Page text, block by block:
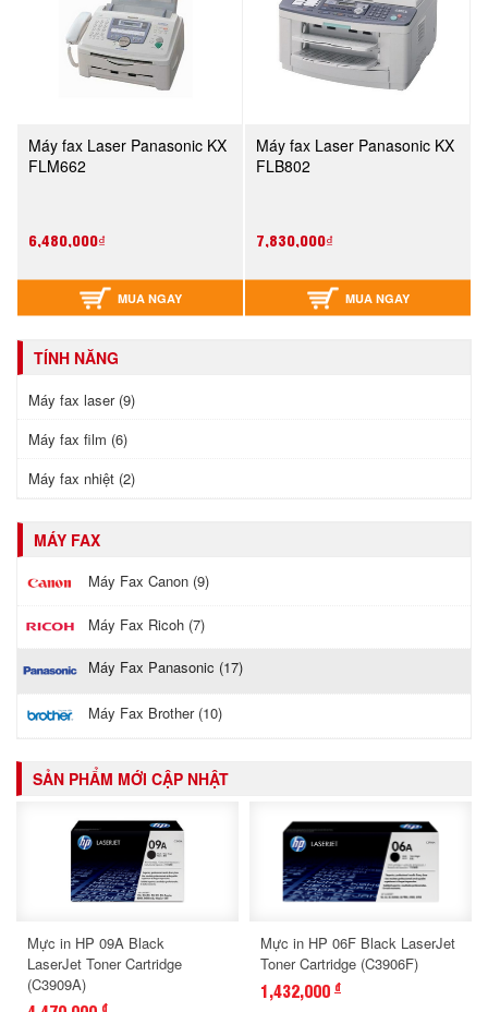
Máy fax Laser Panasonic KX
FLM662
6,480,000₫
MUA NGAY
Máy fax Laser Panasonic KX
FLB802
7,830,000₫
MUA NGAY
TÍNH NĂNG
Máy fax laser (9)
Máy fax film (6)
Máy fax nhiệt (2)
MÁY FAX
Máy Fax Canon (9)
Máy Fax Ricoh (7)
Máy Fax Panasonic (17)
Máy Fax Brother (10)
SẢN PHẨM MỚI CẬP NHẬT
Mực in HP 09A Black
LaserJet Toner Cartridge
(C3909A)
đ
Mực in HP 06F Black LaserJet
Toner Cartridge (C3906F)
1,432,000 đ